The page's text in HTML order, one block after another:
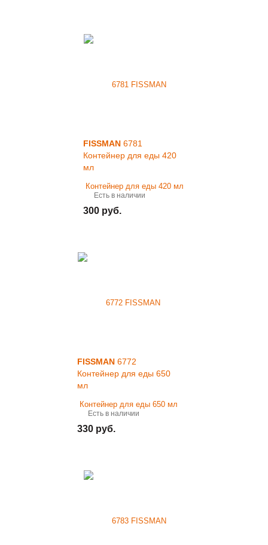
FISSMAN 6781
Контейнер для еды 420
мл
Есть в наличии
300 руб.
FISSMAN 6772
Контейнер для еды 650
мл
Есть в наличии
330 руб.